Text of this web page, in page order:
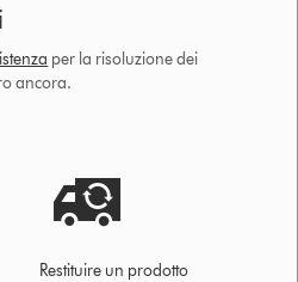
per la risoluzione dei
ancora.
Restituire un prodotto